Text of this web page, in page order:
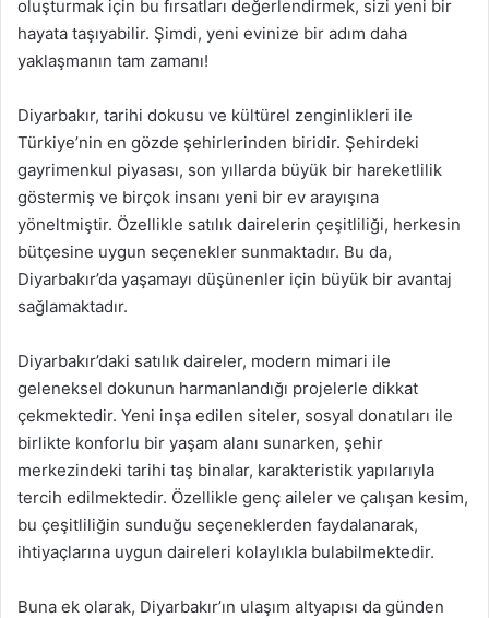
oluşturmak için bu fırsatları değerlendirmek, sizi yeni bir
hayata taşıyabilir. Şimdi, yeni evinize bir adım daha
yaklaşmanın tam zamanı!
Diyarbakır, tarihi dokusu ve kültürel zenginlikleri ile
Türkiye’nin en gözde şehirlerinden biridir. Şehirdeki
gayrimenkul piyasası, son yıllarda büyük bir hareketlilik
göstermiş ve birçok insanı yeni bir ev arayışına
yöneltmiştir. Özellikle satılık dairelerin çeşitliliği, herkesin
bütçesine uygun seçenekler sunmaktadır. Bu da,
Diyarbakır’da yaşamayı düşünenler için büyük bir avantaj
sağlamaktadır.
Diyarbakır’daki satılık daireler, modern mimari ile
geleneksel dokunun harmanlandığı projelerle dikkat
çekmektedir. Yeni inşa edilen siteler, sosyal donatıları ile
birlikte konforlu bir yaşam alanı sunarken, şehir
merkezindeki tarihi taş binalar, karakteristik yapılarıyla
tercih edilmektedir. Özellikle genç aileler ve çalışan kesim,
bu çeşitliliğin sunduğu seçeneklerden faydalanarak,
ihtiyaçlarına uygun daireleri kolaylıkla bulabilmektedir.
Buna ek olarak, Diyarbakır’ın ulaşım altyapısı da günden